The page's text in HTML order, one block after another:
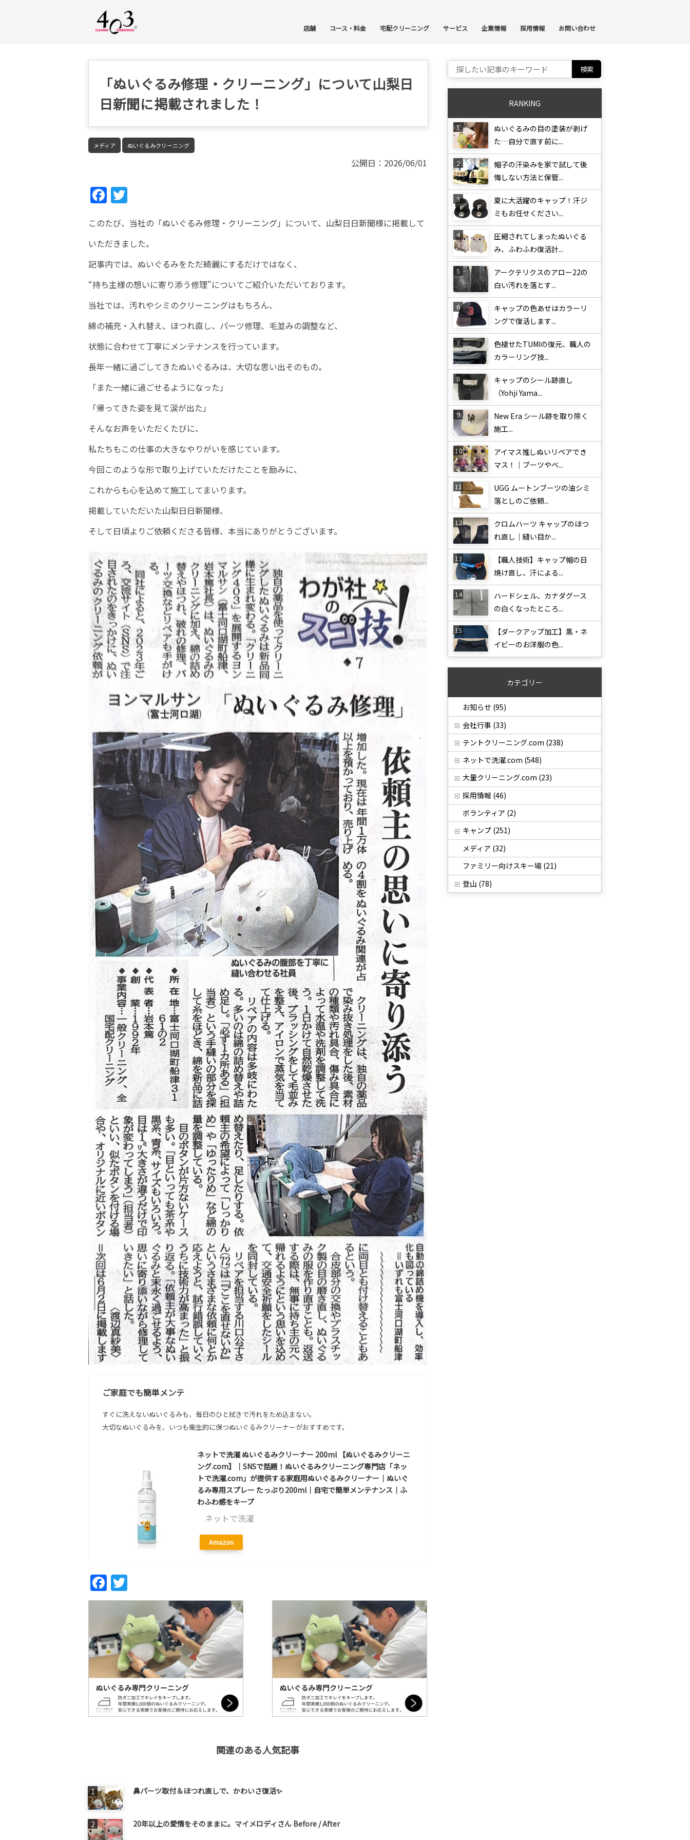
店舗 コース・料金 宅配クリーニング サービス 企業情報 採用情報 お問い合わせ
「ぬいぐるみ修理・クリーニング」について山梨日
日新聞に掲載されました！
メディア ぬいぐるみクリーニング
公開日：2026/06/01
Fac
ok
このたび、当社の「ぬいぐるみ修理・クリーニング」について、山梨日日新聞様に掲載して
いただきました。
記事内では、ぬいぐるみをただ綺麗にするだけではなく、
“持ち主様の想いに寄り添う修理”についてご紹介いただいております。
当社では、汚れやシミのクリーニングはもちろん、
綿の補充・入れ替え、ほつれ直し、パーツ修理、毛並みの調整など、
状態に合わせて丁寧にメンテナンスを行っています。
長年一緒に過ごしてきたぬいぐるみは、大切な思い出そのもの。
「また一緒に過ごせるようになった」
「帰ってきた姿を見て涙が出た」
そんなお声をいただくたびに、
私たちもこの仕事の大きなやりがいを感じています。
今回このような形で取り上げていただけたことを励みに、
これからも心を込めて施工してまいります。
掲載していただいた山梨日日新聞様、
そして日頃よりご依頼くださる皆様、本当にありがとうございます。
ご家庭でも簡単メンテ
すぐに洗えないぬいぐるみも、毎日のひと拭きで汚れをため込まない。
大切なぬいぐるみを、いつも衛生的に保つぬいぐるみクリーナーがおすすめです。
ネットで洗濯 ぬいぐるみクリーナー 200ml 【ぬいぐるみクリーニ
ング.com】｜SNSで話題！ぬいぐるみクリーニング専門店「ネッ
トで洗濯.com」が提供する家庭用ぬいぐるみクリーナー｜ぬいぐ
るみ専用スプレー たっぷり200ml｜自宅で簡単メンテナンス｜ふ
わふわ感をキープ
ネットで洗濯
Amazon
Fac
ebo tter
関連のある人気記事
鼻パーツ取付＆ほつれ直しで、かわいさ復活✨
20年以上の愛情をそのままに。マイメロディさん Before / After
Search for:
RANKING
ぬいぐるみの目の塗装が剥げ
た…自分で直す前に...
帽子の汗染みを家で試して後
悔しない方法と保管...
夏に大活躍のキャップ！汗ジ
ミもお任せください...
圧縮されてしまったぬいぐる
み、ふわふわ復活計...
アークテリクスのアロー22の
白い汚れを落とす...
キャップの色あせはカラーリ
ングで復活します...
色褪せたTUMIの復元、職人の
カラーリング技...
キャップのシール跡直し
（Yohji Yama...
New Era シール跡を取り除く
施工...
アイマス推しぬいリペアでき
マス！｜ブーツやベ...
UGG ムートンブーツの油シミ
落としのご依頼...
クロムハーツ キャップのほつ
れ直し｜縫い目か...
【職人技術】キャップ帽の日
焼け直し、汗による...
ハードシェル、カナダグース
の白くなったところ...
【ダークアップ加工】黒・ネ
イビーのお洋服の色...
カテゴリー
お知らせ (95)
会社行事 (33)
テントクリーニング.com (238)
ネットで洗濯.com (548)
大量クリーニング.com (23)
採用情報 (46)
ボランティア (2)
キャンプ (251)
メディア (32)
ファミリー向けスキー場 (21)
登山 (78)